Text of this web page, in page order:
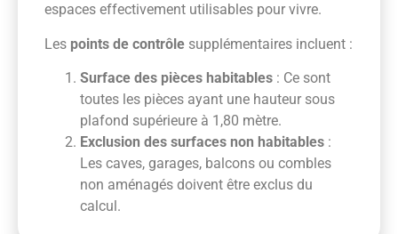
espaces effectivement utilisables pour vivre.
Les points de contrôle supplémentaires incluent :
Surface des pièces habitables : Ce sont
toutes les pièces ayant une hauteur sous
plafond supérieure à 1,80 mètre.
Exclusion des surfaces non habitables :
Les caves, garages, balcons ou combles
non aménagés doivent être exclus du
calcul.